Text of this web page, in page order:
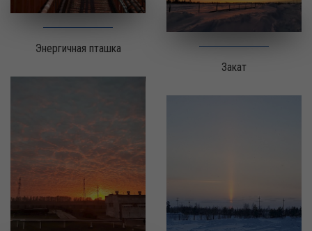
Энергичная пташка
Закат